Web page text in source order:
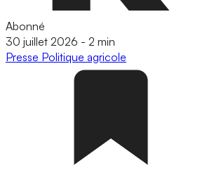
Abonné
30 juillet 2026 - 2 min
Presse Politique agricole